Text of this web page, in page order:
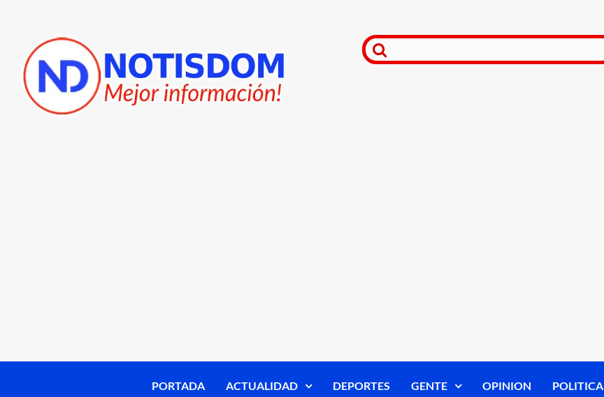
PORTADA ACTUALIDAD DEPORTES GENTE OPINION POLITICA